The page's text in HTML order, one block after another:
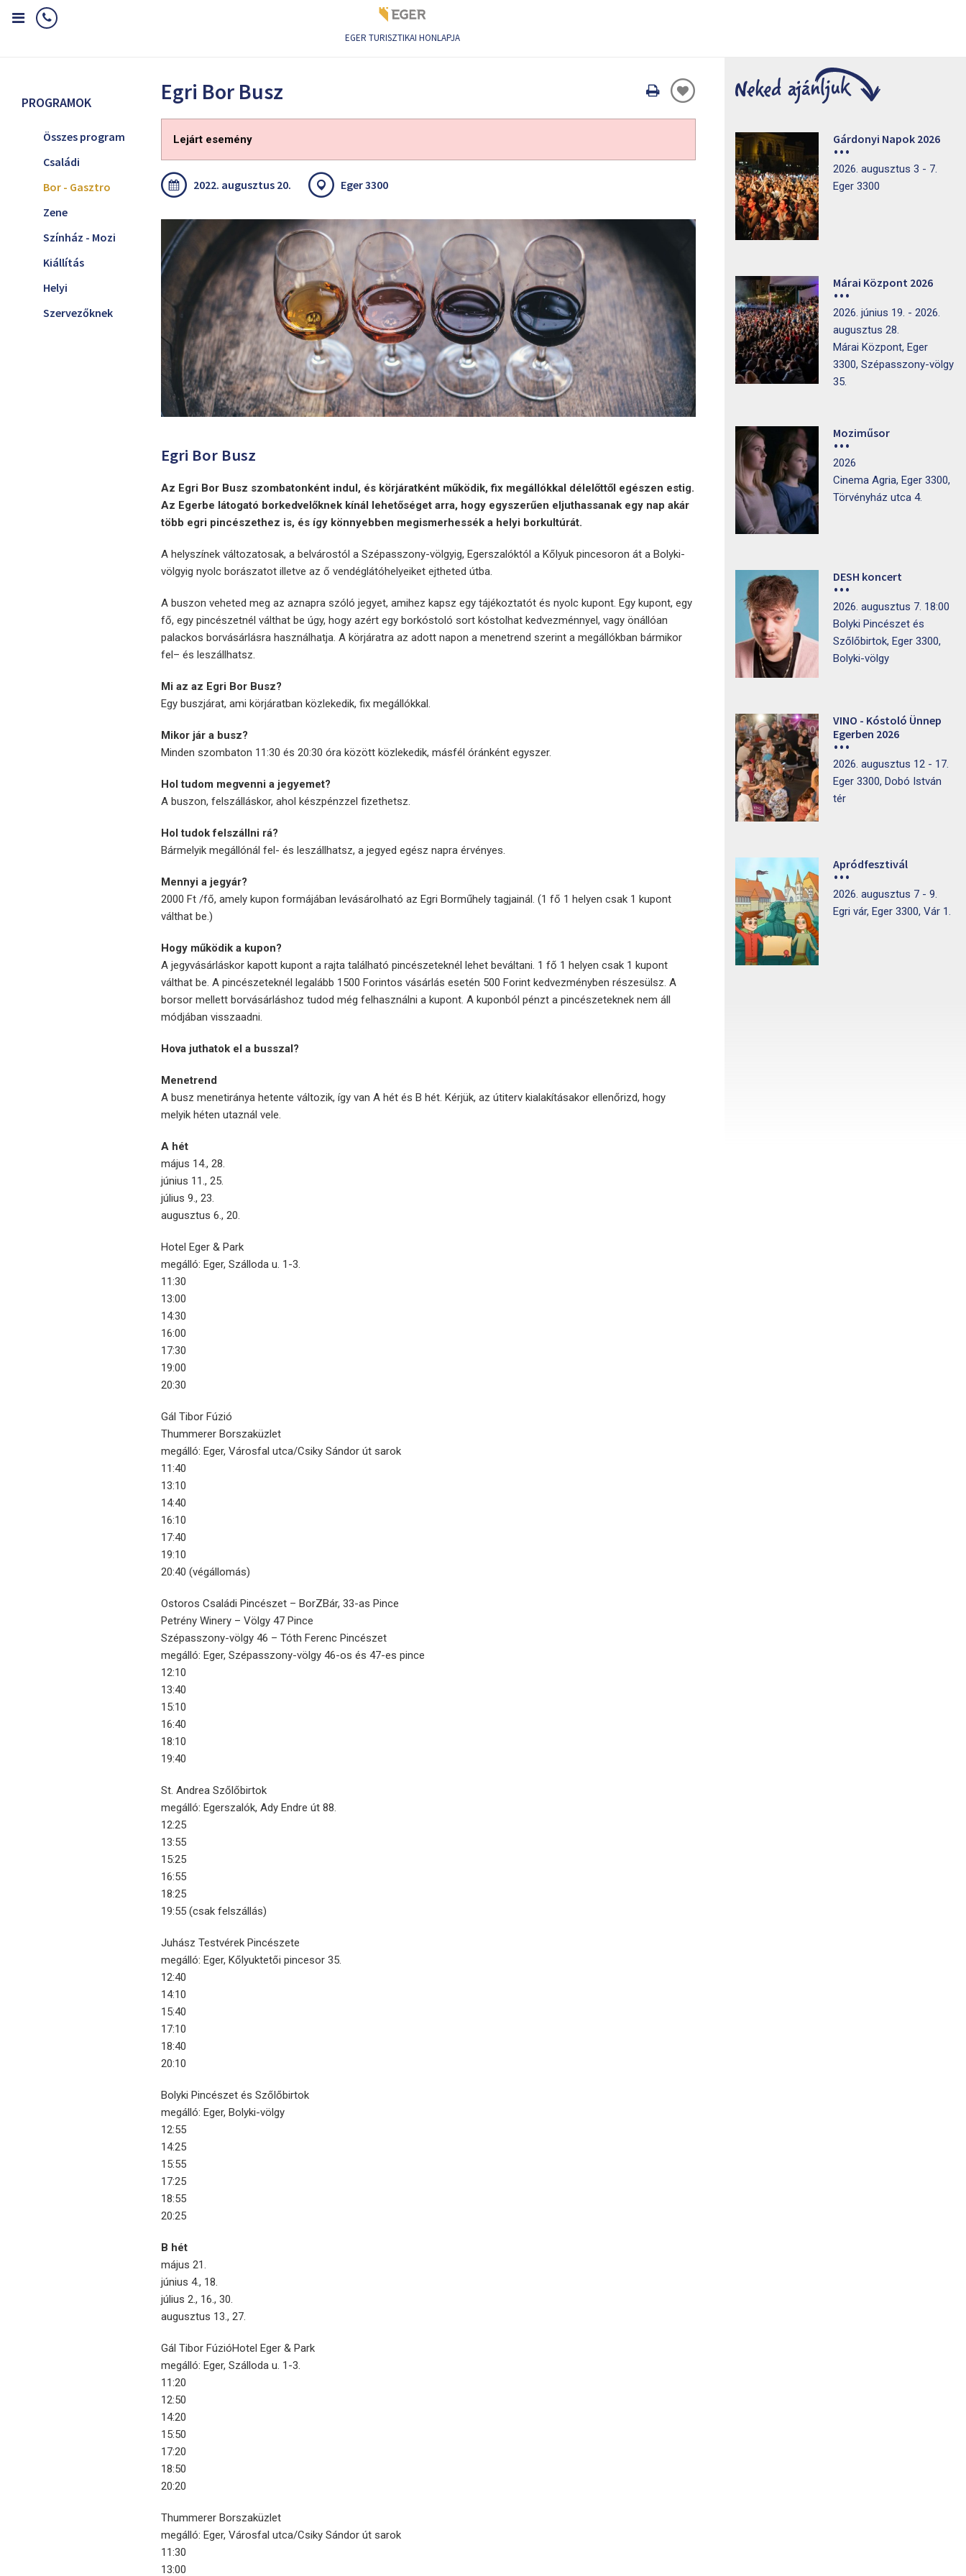
EGER TURISZTIKAI HONLAPJA
PROGRAMOK
Összes program
Családi
Bor - Gasztro
Zene
Színház - Mozi
Kiállítás
Helyi
Szervezőknek
Egri Bor Busz
Oldal
Lejárt esemény
2022. augusztus 20. Eger 3300
Egri Bor Busz
Az Egri Bor Busz szombatonként indul, és körjáratként működik, fix megállókkal délelőttől egészen estig.
Az Egerbe látogató borkedvelőknek kínál lehetőséget arra, hogy egyszerűen eljuthassanak egy nap akár
több egri pincészethez is, és így könnyebben megismerhessék a helyi borkultúrát.
A helyszínek változatosak, a belvárostól a Szépasszony-völgyig, Egerszalóktól a Kőlyuk pincesoron át a Bolyki-
völgyig nyolc borászatot illetve az ő vendéglátóhelyeiket ejtheted útba.
A buszon veheted meg az aznapra szóló jegyet, amihez kapsz egy tájékoztatót és nyolc kupont. Egy kupont, egy
fő, egy pincészetnél válthat be úgy, hogy azért egy borkóstoló sort kóstolhat kedvezménnyel, vagy önállóan
palackos borvásárlásra használhatja. A körjáratra az adott napon a menetrend szerint a megállókban bármikor
fel– és leszállhatsz.
Mi az az Egri Bor Busz?
Egy buszjárat, ami körjáratban közlekedik, fix megállókkal.
Mikor jár a busz?
Minden szombaton 11:30 és 20:30 óra között közlekedik, másfél óránként egyszer.
Hol tudom megvenni a jegyemet?
A buszon, felszálláskor, ahol készpénzzel fizethetsz.
Hol tudok felszállni rá?
Bármelyik megállónál fel- és leszállhatsz, a jegyed egész napra érvényes.
Mennyi a jegyár?
2000 Ft /fő, amely kupon formájában levásárolható az Egri Borműhely tagjainál. (1 fő 1 helyen csak 1 kupont
válthat be.)
Hogy működik a kupon?
A jegyvásárláskor kapott kupont a rajta található pincészeteknél lehet beváltani. 1 fő 1 helyen csak 1 kupont
válthat be. A pincészeteknél legalább 1500 Forintos vásárlás esetén 500 Forint kedvezményben részesülsz. A
borsor mellett borvásárláshoz tudod még felhasználni a kupont. A kuponból pénzt a pincészeteknek nem áll
módjában visszaadni.
Hova juthatok el a busszal?
Menetrend
A busz menetiránya hetente változik, így van A hét és B hét. Kérjük, az útiterv kialakításakor ellenőrizd, hogy
melyik héten utaznál vele.
A hét
május 14., 28.
június 11., 25.
július 9., 23.
augusztus 6., 20.
Hotel Eger & Park
megálló: Eger, Szálloda u. 1-3.
11:30
13:00
14:30
16:00
17:30
19:00
20:30
Gál Tibor Fúzió
Thummerer Borszaküzlet
megálló: Eger, Városfal utca/Csiky Sándor út sarok
11:40
13:10
14:40
16:10
17:40
19:10
20:40 (végállomás)
Ostoros Családi Pincészet – BorZBár, 33-as Pince
Petrény Winery – Völgy 47 Pince
Szépasszony-völgy 46 – Tóth Ferenc Pincészet
megálló: Eger, Szépasszony-völgy 46-os és 47-es pince
12:10
13:40
15:10
16:40
18:10
19:40
St. Andrea Szőlőbirtok
megálló: Egerszalók, Ady Endre út 88.
12:25
13:55
15:25
16:55
18:25
19:55 (csak felszállás)
Juhász Testvérek Pincészete
megálló: Eger, Kőlyuktetői pincesor 35.
12:40
14:10
15:40
17:10
18:40
20:10
Bolyki Pincészet és Szőlőbirtok
megálló: Eger, Bolyki-völgy
12:55
14:25
15:55
17:25
18:55
20:25
B hét
május 21.
június 4., 18.
július 2., 16., 30.
augusztus 13., 27.
Gál Tibor FúzióHotel Eger & Park
megálló: Eger, Szálloda u. 1-3.
11:20
12:50
14:20
15:50
17:20
18:50
20:20
Thummerer Borszaküzlet
megálló: Eger, Városfal utca/Csiky Sándor út sarok
11:30
13:00
Gárdonyi Napok 2026
2026. augusztus 3 - 7.
Eger 3300
Márai Központ 2026
2026. június 19. - 2026.
augusztus 28.
Márai Központ, Eger
3300, Szépasszony-völgy
35.
Moziműsor
2026
Cinema Agria, Eger 3300,
Törvényház utca 4.
DESH koncert
2026. augusztus 7. 18:00
Bolyki Pincészet és
Szőlőbirtok, Eger 3300,
Bolyki-völgy
VINO - Kóstoló Ünnep
Egerben 2026
2026. augusztus 12 - 17.
Eger 3300, Dobó István
tér
Apródfesztivál
2026. augusztus 7 - 9.
Egri vár, Eger 3300, Vár 1.